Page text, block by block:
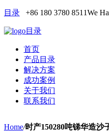
目录 +86 180 3780 8511We
目录
首页
产品目录
解决方案
成功案例
关于我们
联系我们
Home/时产150280吨锑华造沙